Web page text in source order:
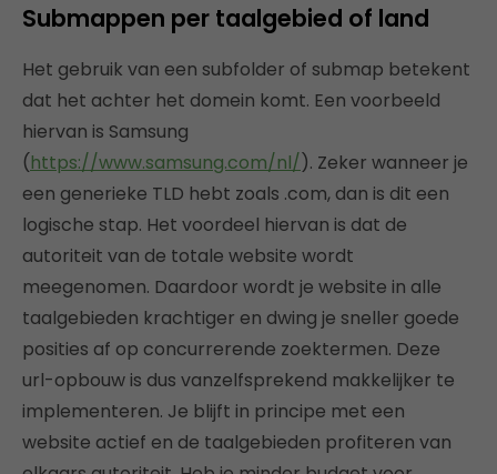
Submappen per taalgebied of land
Het gebruik van een subfolder of submap betekent
dat het achter het domein komt. Een voorbeeld
hiervan is Samsung
(https://www.samsung.com/nl/). Zeker wanneer je
een generieke TLD hebt zoals .com, dan is dit een
logische stap. Het voordeel hiervan is dat de
autoriteit van de totale website wordt
meegenomen. Daardoor wordt je website in alle
taalgebieden krachtiger en dwing je sneller goede
posities af op concurrerende zoektermen. Deze
url-opbouw is dus vanzelfsprekend makkelijker te
implementeren. Je blijft in principe met een
website actief en de taalgebieden profiteren van